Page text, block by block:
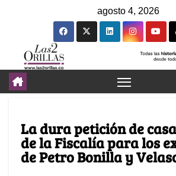
agosto 4, 2026
La dura petición de
de la Fiscalía para los
de Petro Bonilla y